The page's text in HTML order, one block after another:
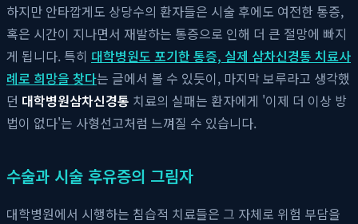
하지만 안타깝게도 상당수의 환자들은 시술 후에도 여전한 통증,
혹은 시간이 지나면서 재발하는 통증으로 인해 더 큰 절망에 빠지
게 됩니다. 특히 대학병원도 포기한 통증, 실제 삼차신경통 치료사
례로 희망을 찾다는 글에서 볼 수 있듯이, 마지막 보루라고 생각했
던 대학병원삼차신경통 치료의 실패는 환자에게 '이제 더 이상 방
법이 없다'는 사형선고처럼 느껴질 수 있습니다.
수술과 시술 후유증의 그림자
대학병원에서 시행하는 침습적 치료들은 그 자체로 위험 부담을